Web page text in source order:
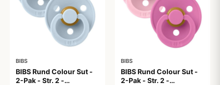
BIBS
BIBS Rund Colour Sut -
2-Pak - Str. 2 -
BIBS
BIBS Rund Colour Sut -
2-Pak - Str. 2 -